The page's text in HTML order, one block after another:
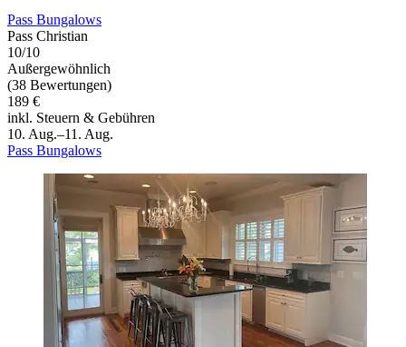
Pass Bungalows
Pass Christian
10/10
Außergewöhnlich
(38 Bewertungen)
189 €
inkl. Steuern & Gebühren
10. Aug.–11. Aug.
Pass Bungalows